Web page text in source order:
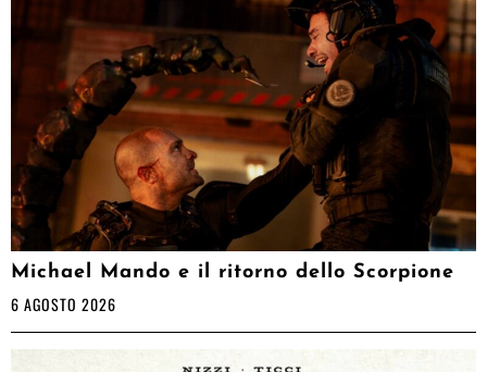
Michael Mando e il ritorno dello Scorpione
6 AGOSTO 2026